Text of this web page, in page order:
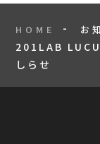
HOME お
201LAB
しらせ